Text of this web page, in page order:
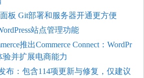
板 Git部署和服务器开通更方便
站点管理功能
推出Commerce Connect：WordPr
验并扩展电商能力
发布：包含114项更新与修复，仅建议